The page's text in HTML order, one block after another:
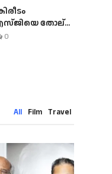
തോല്...
0
All Film Travel